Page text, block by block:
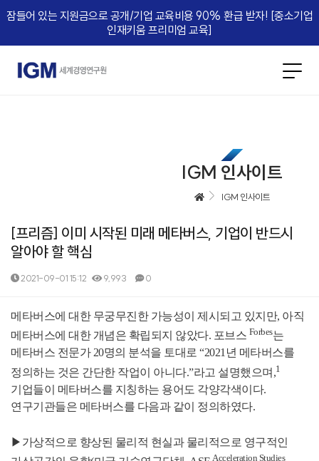
잠들어 있는 지원금으로 공개/기업 교육비용 90% 환급 받자! [중소기업
인재키움 프리미엄 교육]​
IGM 인사이트
IGM 인사이트
[프리즘] 이미 시작된 미래 메타버스, 기업이 반드시
알아야 할 핵심
2021-09-01 15:12 9,993 0
본문
메타버스에 대한 무궁무진한 가능성이 제시되고 있지만, 아직
메타버스에 대한 개념은 확립되지 않았다. 포브스 Forbes는
메타버스 전문가 20명의 분석을 토대로 “2021년 메타버스를
정의하는 것은 간단한 작업이 아니다.”라고 설명했으며,1
기업들이 메타버스를 지칭하는 용어도 각양각색이다.
연구기관들은 메타버스를 다음과 같이 정의하였다.
▶ 가상적으로 향상된 물리적 현실과 물리적으로 영구적인
Acceleration Studies